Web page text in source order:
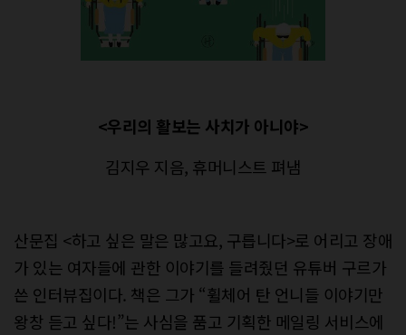
<우리의 활보는 사치가 아니야>
김지우 지음, 휴머니스트 펴냄
산문집 <하고 싶은 말은 많고요, 구릅니다>로 어리고 장애
가 있는 여자들에 관한 이야기를 들려줬던 유튜버 구르가
쓴 인터뷰집이다. 책은 그가 “휠체어 탄 언니들 이야기만
왕창 듣고 싶다!”는 사심을 품고 기획한 메일링 서비스에